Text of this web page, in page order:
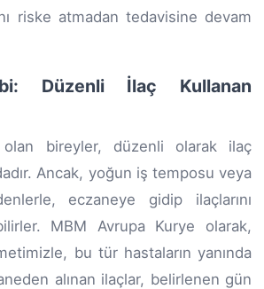
riske atmadan tedavisine devam
Düzenli İlaç Kullanan
olan bireyler, düzenli olarak ilaç
Ancak, yoğun iş temposu veya
eczaneye gidip ilaçlarını
MBM Avrupa Kurye olarak,
bu tür hastaların yanında
alınan ilaçlar, belirlenen gün